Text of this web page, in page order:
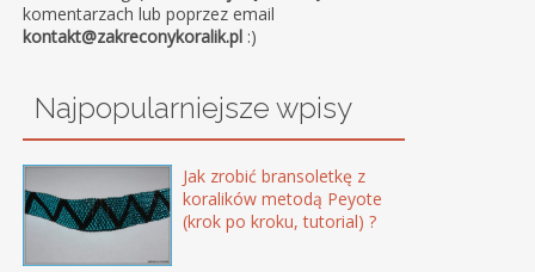
komentarzach lub poprzez email
kontakt@zakreconykoralik.pl :)
Najpopularniejsze wpisy
Jak zrobić bransoletkę z
koralików metodą Peyote
(krok po kroku, tutorial) ?